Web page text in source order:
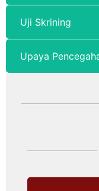
Uji Skrining
Upaya